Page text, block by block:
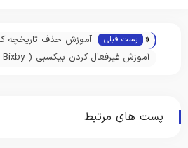
« پست قبلی
آموزش حذف تاریخچه
10, 8 و 7
پست های مرتبط